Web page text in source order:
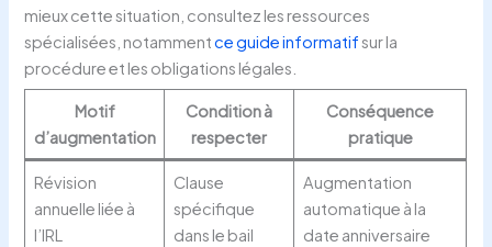
mieux cette situation, consultez les ressources
spécialisées, notammentce guide informatifsur la
procédure et les obligations légales.
Motif
d’augmentation
Condition à
respecter
Conséquence
pratique
Révision
annuelle liée à
l’IRL
Clause
spécifique
dans le bail
Augmentation
automatique à la
date anniversaire